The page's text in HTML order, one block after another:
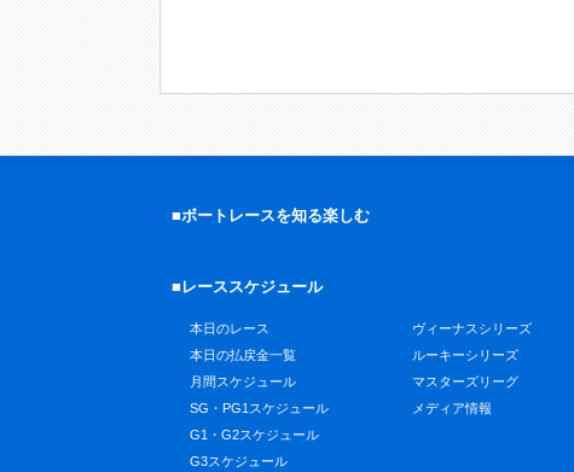
■ボートレースを知る楽しむ
■レーススケジュール
本日のレース
本日の払戻金一覧
月間スケジュール
SG・PG1スケジュール
G1・G2スケジュール
G3スケジュール
ヴィーナスシリーズ
ルーキーシリーズ
マスターズリーグ
メディア情報